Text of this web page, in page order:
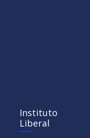
Instituto
Liberal